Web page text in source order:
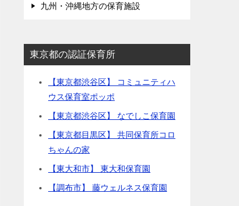
九州・沖縄地方の保育施設
東京都の認証保育所
【東京都渋谷区】 コミュニティハ
ウス保育室ポッポ
【東京都渋谷区】 なでしこ保育園
【東京都目黒区】 共同保育所コロ
ちゃんの家
【東大和市】 東大和保育園
【調布市】 藤ウェルネス保育園